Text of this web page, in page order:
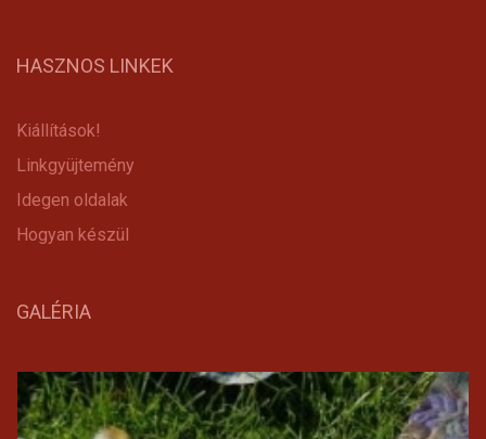
HASZNOS LINKEK
Kiállítások!
Linkgyüjtemény
Idegen oldalak
Hogyan készül
GALÉRIA